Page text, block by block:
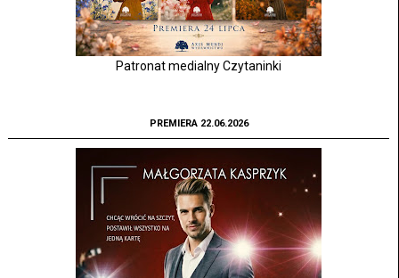
Patronat medialny Czytaninki
PREMIERA 22.06.2026